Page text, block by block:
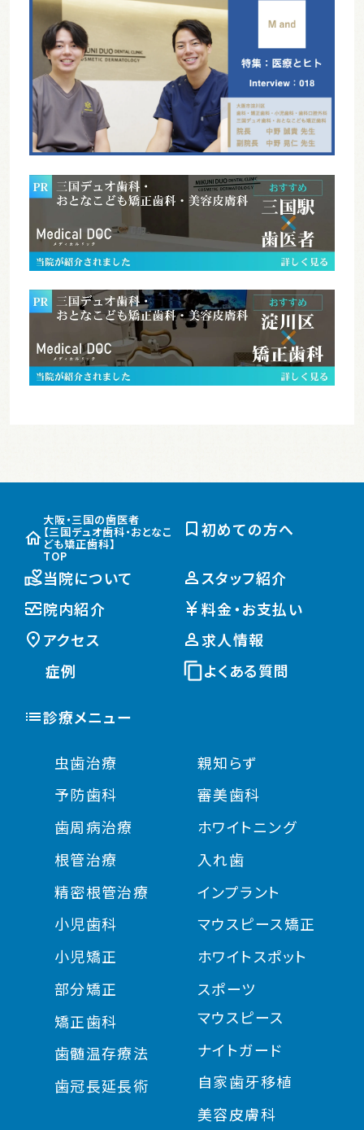
大阪・三国の歯医者
【三国デュオ歯科・おとなこ
ども矯正歯科】
TOP
初めての方へ
当院について
スタッフ紹介
院内紹介
料金・お支払い
アクセス
求人情報
症例
よくある質問
診療メニュー
虫歯治療
予防歯科
歯周病治療
根管治療
精密根管治療
小児歯科
小児矯正
部分矯正
矯正歯科
歯髄温存療法
歯冠長延長術
親知らず
審美歯科
ホワイトニング
入れ歯
インプラント
マウスピース矯正
ホワイトスポット
スポーツ
マウスピース
ナイトガード
自家歯牙移植
美容皮膚科